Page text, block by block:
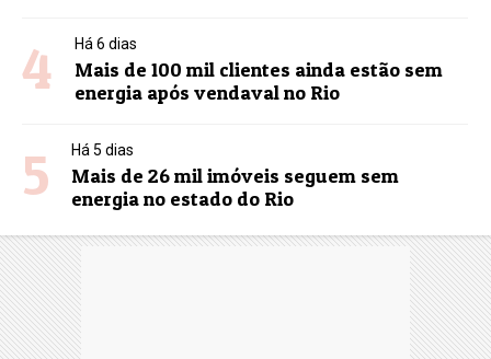
4 Há 6 dias
Mais de 100 mil clientes ainda estão sem
energia após vendaval no Rio
5 Há 5 dias
Mais de 26 mil imóveis seguem sem
energia no estado do Rio